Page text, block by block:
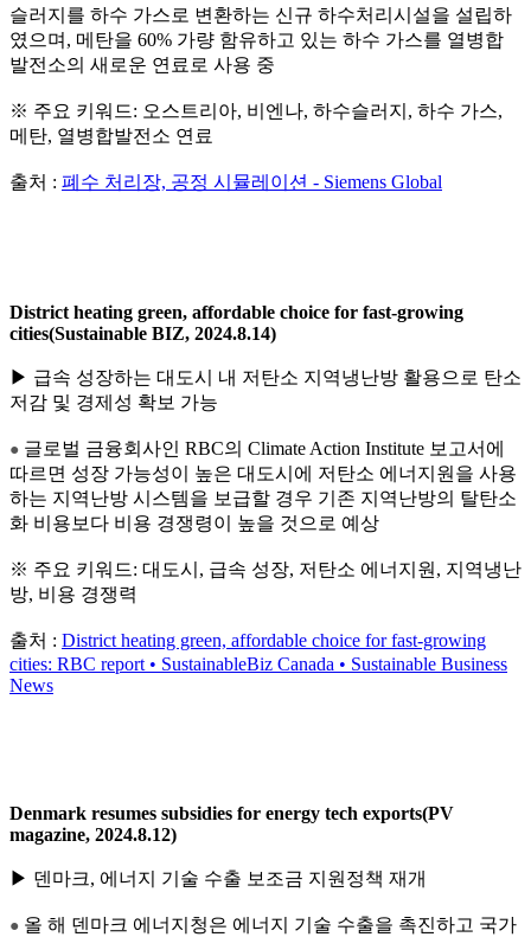
슬러지를 하수 가스로 변환하는 신규 하수처리시설을 설립하
였으며, 메탄을 60% 가량 함유하고 있는 하수 가스를 열병합
발전소의 새로운 연료로 사용 중
※ 주요 키워드: 오스트리아, 비엔나, 하수슬러지, 하수 가스,
메탄, 열병합발전소 연료
출처 : 폐수 처리장, 공정 시뮬레이션 - Siemens Global
District heating green, affordable choice for fast-growing
cities(Sustainable BIZ, 2024.8.14)
▶ 급속 성장하는 대도시 내 저탄소 지역냉난방 활용으로 탄소
저감 및 경제성 확보 가능
● 글로벌 금융회사인 RBC의 Climate Action Institute 보고서에
따르면 성장 가능성이 높은 대도시에 저탄소 에너지원을 사용
하는 지역난방 시스템을 보급할 경우 기존 지역난방의 탈탄소
화 비용보다 비용 경쟁령이 높을 것으로 예상
※ 주요 키워드: 대도시, 급속 성장, 저탄소 에너지원, 지역냉난
방, 비용 경쟁력
출처 : District heating green, affordable choice for fast-growing
cities: RBC report • SustainableBiz Canada • Sustainable Business
News
Denmark resumes subsidies for energy tech exports(PV
magazine, 2024.8.12)
▶ 덴마크, 에너지 기술 수출 보조금 지원정책 재개
● 올 해 덴마크 에너지청은 에너지 기술 수출을 촉진하고 국가